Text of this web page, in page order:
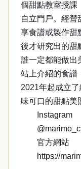
個甜點教室授課
自立門戶。經營
享食譜或製作甜
後才研究出的甜
誰一定都能做出
站上介紹的食譜
2021年起成立
味可口的甜點美
Instagram
官方網站
https://